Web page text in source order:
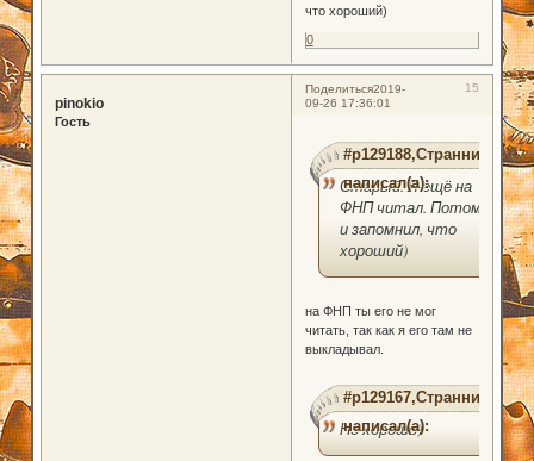
что хороший)
0
Поделиться 15
2019-
09-26 17:36:01
pinokio
Гость
#p129188,Странник
написал(а):
Старый. Я ещё на
ФНП читал. Потому
и запомнил, что
хороший)
на ФНП ты его не мог
читать, так как я его там не
выкладывал.
#p129167,Странник
написал(а):
Но хорошо)